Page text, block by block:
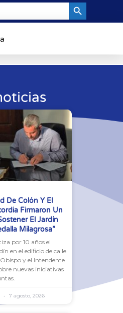
De Colón Y El
Firmaron Un
El Jardín
Milagrosa”
por 10 años el
en el edificio de calle
y el Intendente
nuevas iniciativas
7 agosto, 2026